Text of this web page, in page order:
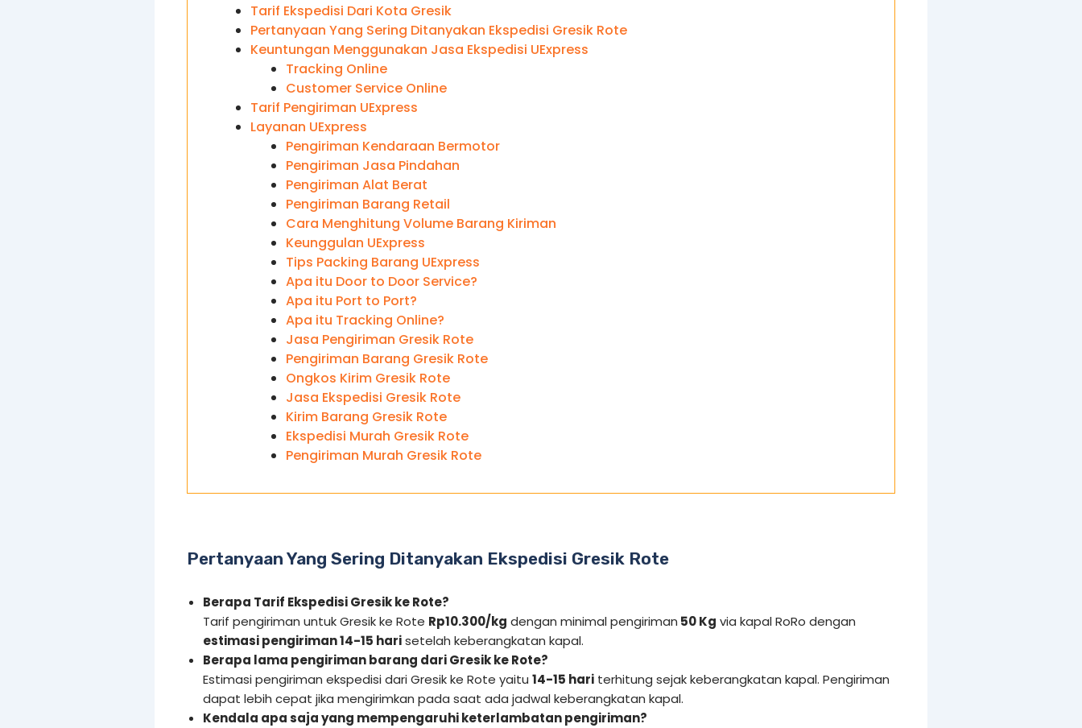
Tarif Ekspedisi Dari Kota Gresik
Pertanyaan Yang Sering Ditanyakan Ekspedisi Gresik Rote
Keuntungan Menggunakan Jasa Ekspedisi UExpress
Tracking Online
Customer Service Online
Tarif Pengiriman UExpress
Layanan UExpress
Pengiriman Kendaraan Bermotor
Pengiriman Jasa Pindahan
Pengiriman Alat Berat
Pengiriman Barang Retail
Cara Menghitung Volume Barang Kiriman
Keunggulan UExpress
Tips Packing Barang UExpress
Apa itu Door to Door Service?
Apa itu Port to Port?
Apa itu Tracking Online?
Jasa Pengiriman Gresik Rote
Pengiriman Barang Gresik Rote
Ongkos Kirim Gresik Rote
Jasa Ekspedisi Gresik Rote
Kirim Barang Gresik Rote
Ekspedisi Murah Gresik Rote
Pengiriman Murah Gresik Rote
Pertanyaan Yang Sering Ditanyakan Ekspedisi Gresik Rote
Berapa Tarif Ekspedisi Gresik ke Rote?
Tarif pengiriman untuk Gresik ke Rote Rp10.300/kg dengan minimal pengiriman 50 Kg via kapal RoRo dengan
estimasi pengiriman 14-15 harisetelah keberangkatan kapal.
Berapa lama pengiriman barang dari Gresik ke Rote?
Estimasi pengiriman ekspedisi dari Gresik ke Rote yaitu 14-15 hari terhitung sejak keberangkatan kapal. Pengiriman
dapat lebih cepat jika mengirimkan pada saat ada jadwal keberangkatan kapal.
Kendala apa saja yang mempengaruhi keterlambatan pengiriman?